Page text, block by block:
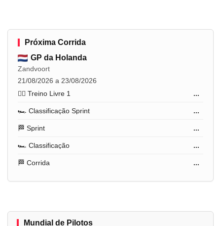
Próxima Corrida
GP da Holanda
Zandvoort
21/08/2026 a 23/08/2026
🏋️‍♂️ Treino Livre 1
...
🏎️ Classificação Sprint ...
🏁 Sprint ...
🏎️ Classificação ...
🏁 Corrida ...
Mundial de Pilotos